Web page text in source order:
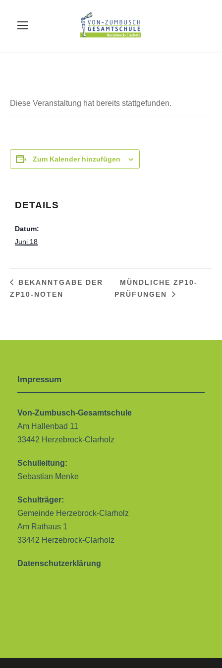
Diese Veranstaltung hat bereits stattgefunden.
Zum Kalender hinzufügen
DETAILS
Datum:
Juni 18
BEKANNTGABE DER
ZP10-NOTEN
MÜNDLICHE ZP10-
PRÜFUNGEN
Impressum
Von-Zumbusch-Gesamtschule
Am Hallenbad 11
33442 Herzebrock-Clarholz
Schulleitung:
Sebastian Menke
Schulträger:
Gemeinde Herzebrock-Clarholz
Am Rathaus 1
33442 Herzebrock-Clarholz
Datenschutzerklärung